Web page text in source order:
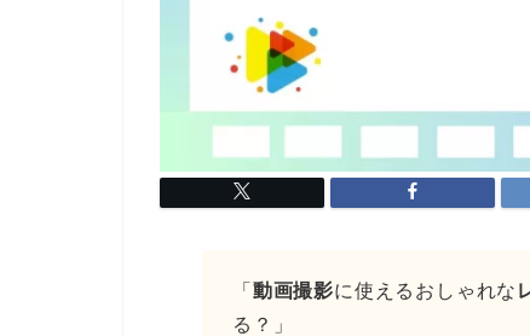
「 動画撮影に使えるおしゃれな
る？」